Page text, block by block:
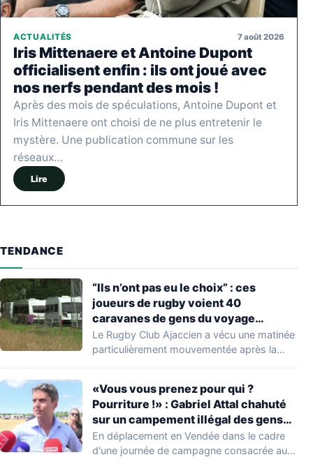
ACTUALITÉS 7 août 2026
Iris Mittenaere et Antoine Dupont
officialisent enfin : ils ont joué avec
nos nerfs pendant des mois !
Après des mois de spéculations, Antoine Dupont et
Iris Mittenaere ont choisi de ne plus entretenir le
mystère. Une publication commune sur les
réseaux…
Lire
TENDANCE
“Ils n’ont pas eu le choix” : ces
joueurs de rugby voient 40
caravanes de gens du voyage
s’installer dans leur stade, ils les
délogent en moins d’1 heure
Le Rugby Club Ajaccien a vécu une matinée
particulièrement mouvementée après la
«Vous vous prenez pour qui ?
Pourriture !» : Gabriel Attal chahuté
sur un campement illégal des gens
du voyage
En déplacement en Vendée dans le cadre
d'une journée de campagne consacrée aux